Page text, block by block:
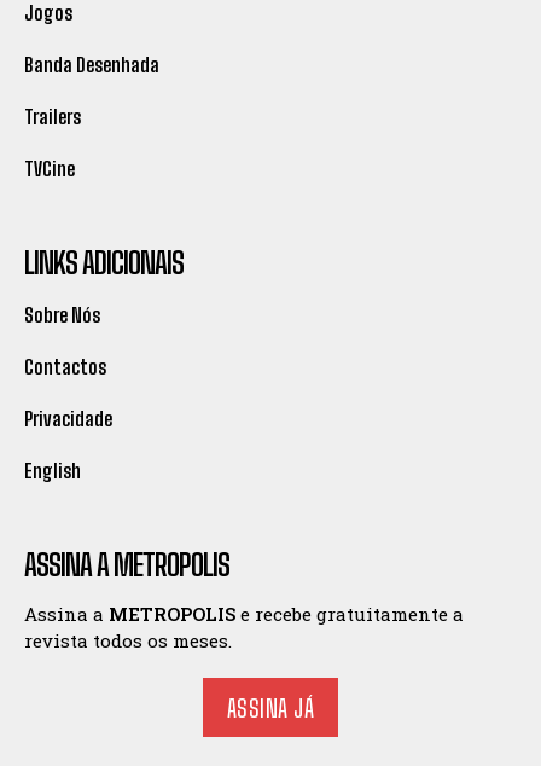
Jogos
Banda Desenhada
Trailers
TVCine
LINKS ADICIONAIS
Sobre Nós
Contactos
Privacidade
English
ASSINA A METROPOLIS
Assina a METROPOLIS e recebe gratuitamente a
revista todos os meses.
ASSINA JÁ